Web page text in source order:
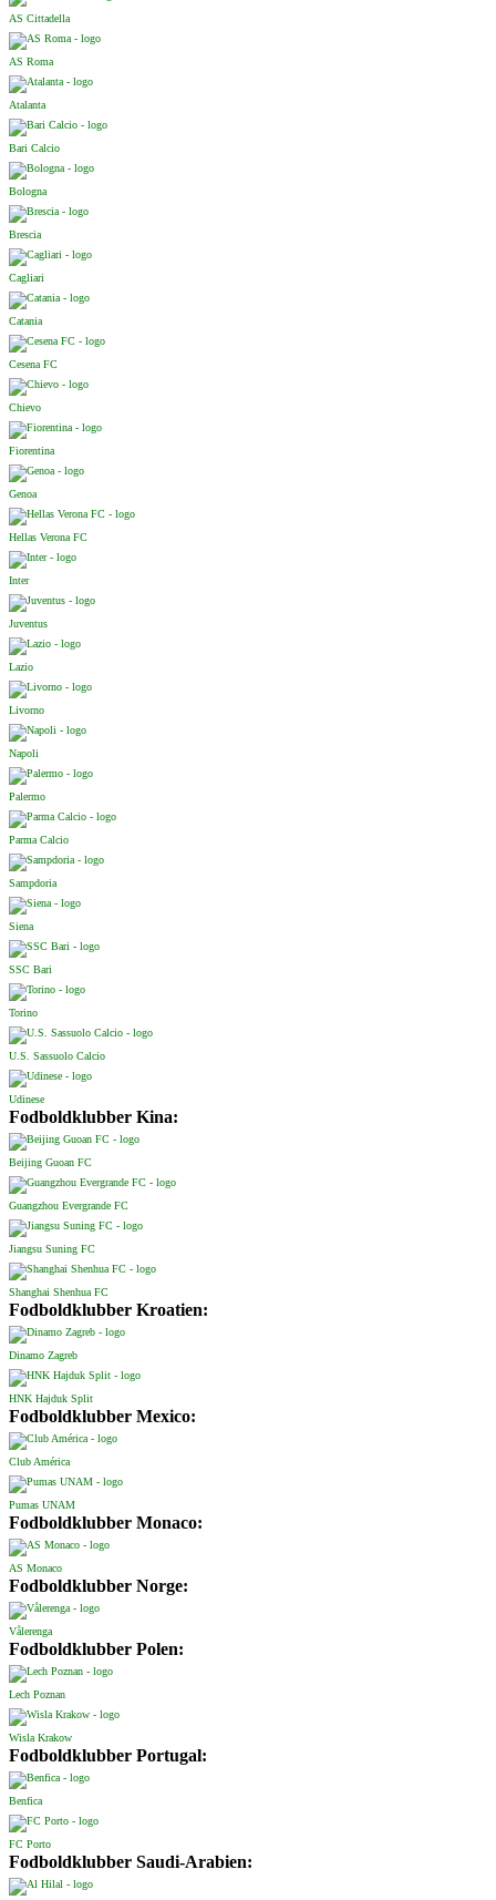
AS Cittadella
AS Roma
Atalanta
Bari Calcio
Bologna
Brescia
Cagliari
Catania
Cesena FC
Chievo
Fiorentina
Genoa
Hellas Verona FC
Inter
Juventus
Lazio
Livorno
Napoli
Palermo
Parma Calcio
Sampdoria
Siena
SSC Bari
Torino
U.S. Sassuolo Calcio
Udinese
Fodboldklubber Kina:
Beijing Guoan FC
Guangzhou Evergrande FC
Jiangsu Suning FC
Shanghai Shenhua FC
Fodboldklubber Kroatien:
Dinamo Zagreb
HNK Hajduk Split
Fodboldklubber Mexico:
Club América
Pumas UNAM
Fodboldklubber Monaco:
AS Monaco
Fodboldklubber Norge:
Vålerenga
Fodboldklubber Polen:
Lech Poznan
Wisla Krakow
Fodboldklubber Portugal:
Benfica
FC Porto
Fodboldklubber Saudi-Arabien: